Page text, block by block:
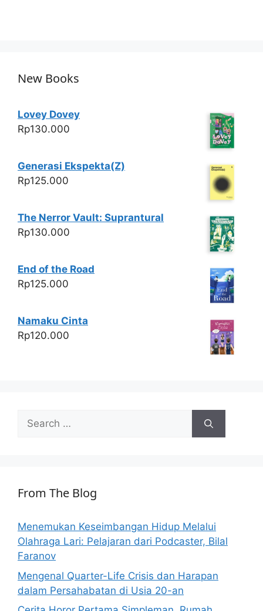
New Books
Lovey Dovey
Rp130.000
Generasi Ekspekta(Z)
Rp125.000
The Nerror Vault: Suprantural
Rp130.000
End of the Road
Rp125.000
Namaku Cinta
Rp120.000
Search
for:
From The Blog
Menemukan Keseimbangan Hidup Melalui
Olahraga Lari: Pelajaran dari Podcaster, Bilal
Faranov
Mengenal Quarter-Life Crisis dan Harapan
dalam Persahabatan di Usia 20-an